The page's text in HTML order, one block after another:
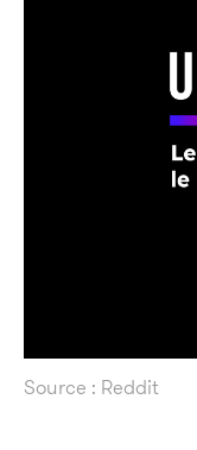
Source : Reddit